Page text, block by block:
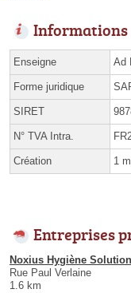
Informations
Enseigne Ad
Forme juridique
SIRET
N° TVA Intra.
Création 1
Entreprises
Noxius Hygiène
Rue Paul Verlaine
1.6 km